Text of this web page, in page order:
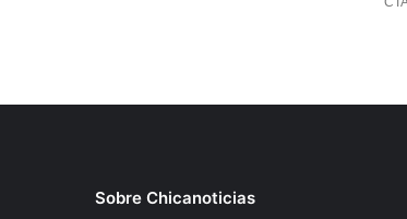
Sobre Chicanoticias